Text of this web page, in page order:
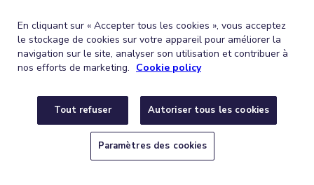
Droit
d’introduire
une
réclamation
Vous pouvez décider d’introduire une
réclamation auprès de l’Autorité belge de
contrôle de la protection des données si
vous estimez que vous êtes victime d’une
pas été respectés. Il s’agit de l’Autorité de
protection des données (APD, 1000
Bruxelles, Rue de la Presse 35 –
contact@apd-gba.be). Vous avez
également le droit d’introduire une action
en justice devant les tribunaux du pays
En cliquant sur « Accepter tous les cookies », vous acceptez
le stockage de cookies sur votre appareil pour améliorer la
navigation sur le site, analyser son utilisation et contribuer à
nos efforts de marketing. Cookie policy
Tout refuser Autoriser tous les cookies
Paramètres des cookies